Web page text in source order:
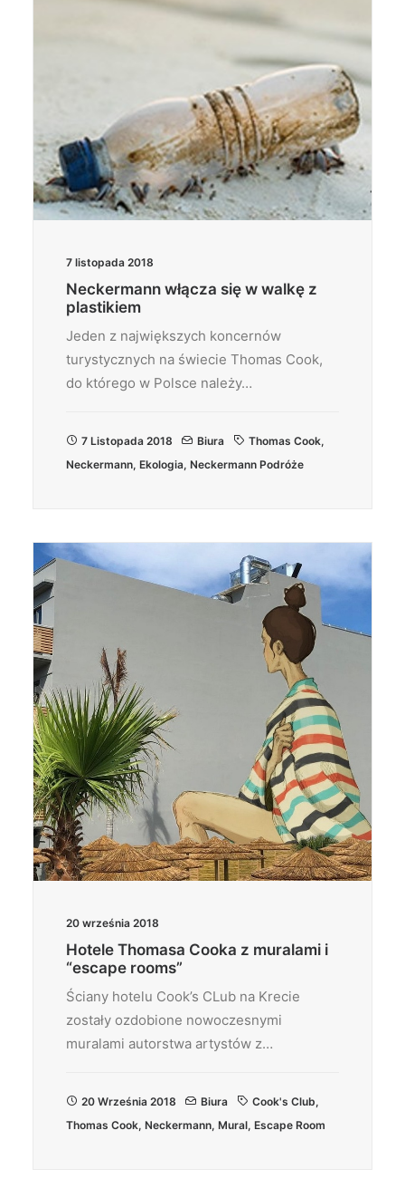
7 listopada 2018
Neckermann włącza się w walkę z
plastikiem
Jeden z największych koncernów
turystycznych na świecie Thomas Cook,
do którego w Polsce należy…
7 Listopada 2018 Biura Thomas Cook,
Neckermann, Ekologia, Neckermann Podróże
20 września 2018
Hotele Thomasa Cooka z muralami i
“escape rooms”
Ściany hotelu Cook’s CLub na Krecie
zostały ozdobione nowoczesnymi
muralami autorstwa artystów z…
20 Września 2018 Biura Cook's Club,
Thomas Cook, Neckermann, Mural, Escape Room